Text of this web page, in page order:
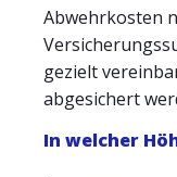
Abwehrkosten
gezielt
abgesichert
In welcher